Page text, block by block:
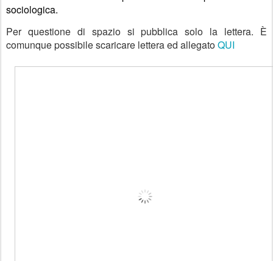
sociologica.
Per questione di spazio si pubblica solo la lettera. È
comunque possibile scaricare lettera ed allegatoQUI